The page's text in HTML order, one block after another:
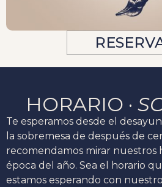
HORARIO ·
Te esperamos desde el
la sobremesa de después de
recomendamos mirar nuestros
época del año. Sea el horario
estamos esperando con nuestro